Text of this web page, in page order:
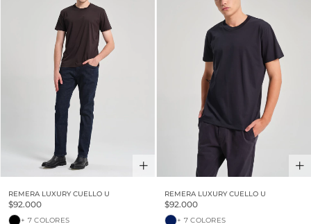
REMERA LUXURY CUELLO U
$92.000
+ 7 COLORES
REMERA LUXURY CUELLO U
$92.000
+ 7 COLORES